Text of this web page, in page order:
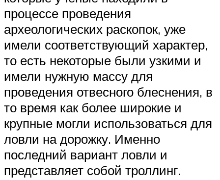
процессе проведения
археологических раскопок, уже
имели соответствующий характер,
то есть некоторые были узкими и
имели нужную массу для
проведения отвесного блеснения, в
то время как более широкие и
крупные могли использоваться для
ловли на дорожку. Именно
последний вариант ловли и
представляет собой троллинг.